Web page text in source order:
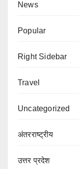
News
Popular
Right Sidebar
Travel
Uncategorized
अंतरराष्ट्रीय
उत्तर प्रदेश